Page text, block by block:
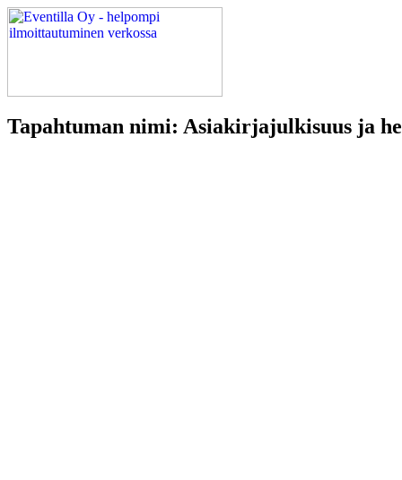
Tapahtuman nimi: Asiakirjajulkisuus ja